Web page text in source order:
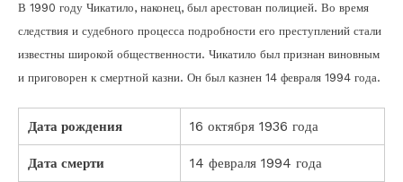
В 1990 году Чикатило, наконец, был арестован полицией. Во время
следствия и судебного процесса подробности его преступлений стали
известны широкой общественности. Чикатило был признан виновным
и приговорен к смертной казни. Он был казнен 14 февраля 1994 года.
Дата рождения 16 октября 1936 года
Дата смерти 14 февраля 1994 года